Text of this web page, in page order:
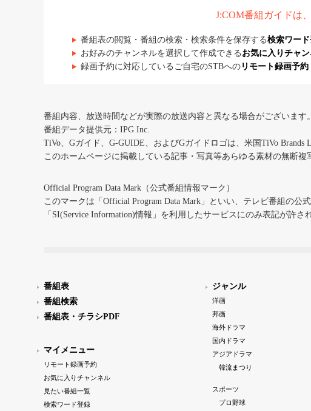
J:COM番組ガイドは
番組表の閲覧・番組の検索・検索条件を保存する検索ワー
お好みのチャンネルを選択して作成できる お気に入りチャ
録画予約に対応しているご自宅のSTBへの リモート録画予約
番組内容、放送時間などが実際の放送内容と異なる場合がございます。
番組データ提供元：IPG Inc.
TiVo、Gガイド、G-GUIDE、およびGガイドロゴは、米国TiVo
このホームページに掲載している記事・写真等あらゆる素材の無断複
Official Program Data Mark（公式番組情報マーク）
このマークは「Official Program Data Mark」といい、テレビ番組の公
「SI(Service Information)情報」を利用したサービスにのみ表記が許さ
番組表
番組検索
番組表・チラシPDF
マイメニュー
リモート録画予約
お気に入りチャンネル
見たい番組一覧
検索ワード登録
ジャンル
洋画
邦画
海外ドラマ
国内ドラマ
アジアドラマ
韓流まつり
スポーツ
プロ野球